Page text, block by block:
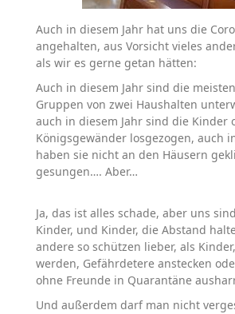
Auch in diesem Jahr hat uns die
angehalten, aus Vorsicht vieles
als wir es gerne getan hätten:
Auch in diesem Jahr sind die
Gruppen von zwei Haushalten
auch in diesem Jahr sind die Kinder
Königsgewänder losgezogen, auch
haben sie nicht an den Häusern
gesungen…. Aber…
Ja, das ist alles schade, aber uns
Kinder, und Kinder, die Abstand
andere so schützen lieber, als
werden, Gefährdetere anstecken
ohne Freunde in Quarantäne
Und außerdem darf man nicht